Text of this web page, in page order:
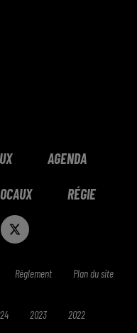
AGENDA
RÉGIE
Réglement Plan du site
2023 2022